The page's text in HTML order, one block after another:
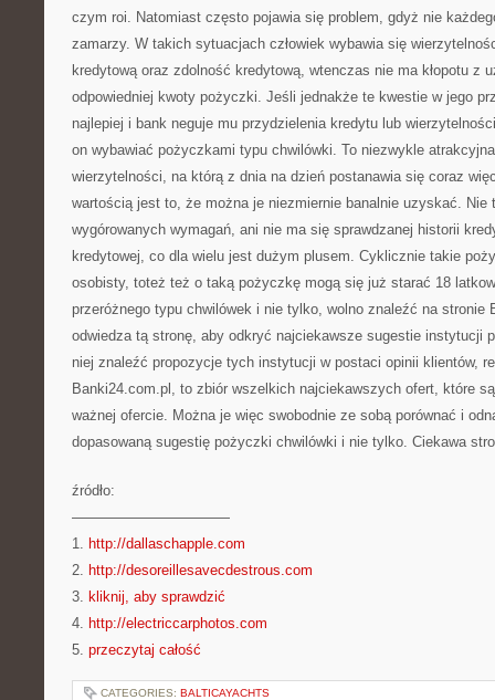
czym roi. Natomiast często pojawia się problem, gdyż nie
zamarzy. W takich sytuacjach człowiek wybawia się
kredytową oraz zdolność kredytową, wtenczas nie ma kłopotu z
odpowiedniej kwoty pożyczki. Jeśli jednakże te kwestie w jego
najlepiej i bank neguje mu przydzielenia kredytu lub
on wybawiać pożyczkami typu chwilówki. To niezwykle
wierzytelności, na którą z dnia na dzień postanawia się coraz
wartością jest to, że można je niezmiernie banalnie uzyskać. Nie
wygórowanych wymagań, ani nie ma się sprawdzanej historii
kredytowej, co dla wielu jest dużym plusem. Cyklicznie takie
osobisty, toteż też o taką pożyczkę mogą się już starać 18
przeróżnego typu chwilówek i nie tylko, wolno znaleźć na stronie
odwiedza tą stronę, aby odkryć najciekawsze sugestie instytucji
niej znaleźć propozycje tych instytucji w postaci opinii klientów,
Banki24.com.pl, to zbiór wszelkich najciekawszych ofert, które
ważnej ofercie. Można je więc swobodnie ze sobą porównać i
dopasowaną sugestię pożyczki chwilówki i nie tylko. Ciekawa
źródło:
———————————
1. http://dallaschapple.com
2. http://desoreillesavecdestrous.com
3. kliknij, aby sprawdzić
4. http://electriccarphotos.com
5. przeczytaj całość
CATEGORIES: BALTICAYACHTS